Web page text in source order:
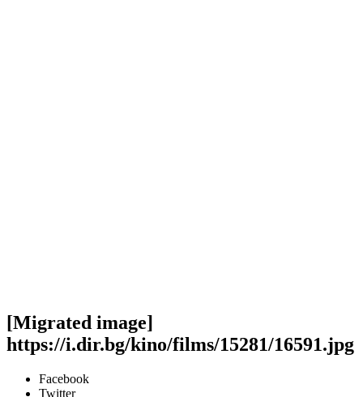
[Migrated image]
https://i.dir.bg/kino/films/15281/16591.jpg
Facebook
Twitter